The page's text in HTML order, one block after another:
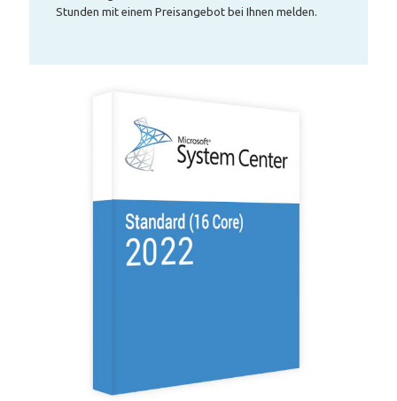
Stunden mit einem Preisangebot bei Ihnen melden.